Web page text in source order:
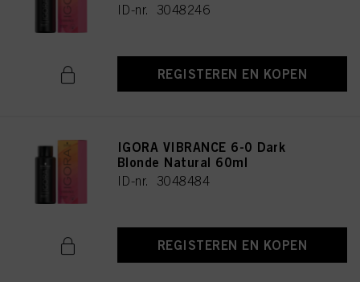
ID-nr. 3048246
REGISTEREN EN KOPEN
IGORA VIBRANCE 6-0 Dark
Blonde Natural 60ml
ID-nr. 3048484
REGISTEREN EN KOPEN